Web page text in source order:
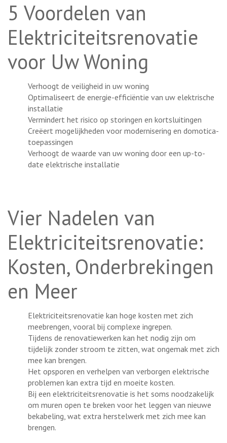
5 Voordelen van
Elektriciteitsrenovatie
voor Uw Woning
Verhoogt de veiligheid in uw woning
Optimaliseert de energie-efficiëntie van uw elektrische
installatie
Vermindert het risico op storingen en kortsluitingen
Creëert mogelijkheden voor modernisering en domotica-
toepassingen
Verhoogt de waarde van uw woning door een up-to-
date elektrische installatie
Vier Nadelen van
Elektriciteitsrenovatie:
Kosten, Onderbrekingen
en Meer
Elektriciteitsrenovatie kan hoge kosten met zich
meebrengen, vooral bij complexe ingrepen.
Tijdens de renovatiewerken kan het nodig zijn om
tijdelijk zonder stroom te zitten, wat ongemak met zich
mee kan brengen.
Het opsporen en verhelpen van verborgen elektrische
problemen kan extra tijd en moeite kosten.
Bij een elektriciteitsrenovatie is het soms noodzakelijk
om muren open te breken voor het leggen van nieuwe
bekabeling, wat extra herstelwerk met zich mee kan
brengen.